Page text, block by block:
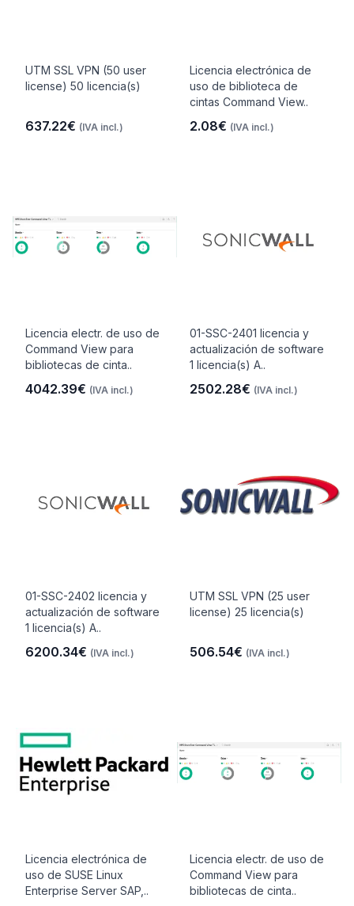
UTM SSL VPN (50 user
license) 50 licencia(s)
637.22€ (IVA incl.)
Licencia electrónica de
uso de biblioteca de
cintas Command View..
2.08€ (IVA incl.)
Licencia electr. de uso de
Command View para
bibliotecas de cinta..
4042.39€ (IVA incl.)
01-SSC-2401 licencia y
actualización de software
1 licencia(s) A..
2502.28€ (IVA incl.)
01-SSC-2402 licencia y
actualización de software
1 licencia(s) A..
6200.34€ (IVA incl.)
UTM SSL VPN (25 user
license) 25 licencia(s)
506.54€ (IVA incl.)
Licencia electrónica de
uso de SUSE Linux
Enterprise Server SAP,..
Licencia electr. de uso de
Command View para
bibliotecas de cinta..